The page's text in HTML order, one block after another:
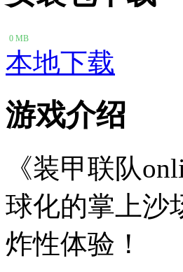
0 MB
本地下载
游戏介绍
《装甲联队
球化的掌上沙
炸性体验！